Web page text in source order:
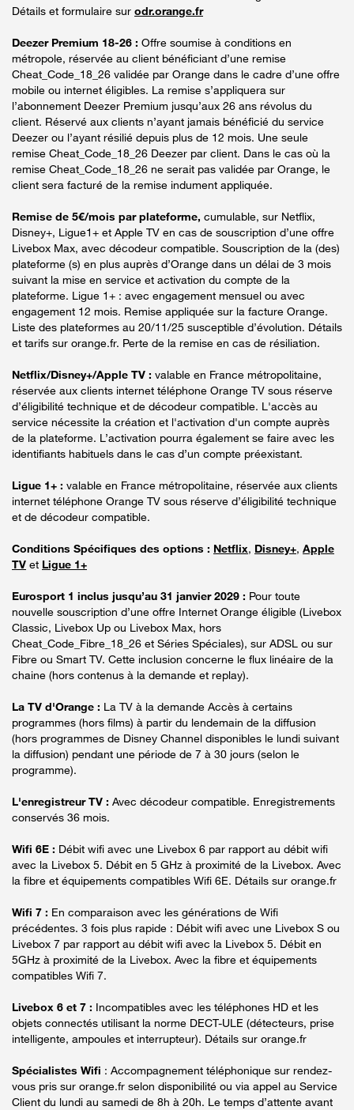
Détails et formulaire sur odr.orange.fr
Deezer Premium 18-26 : Offre soumise à conditions en
métropole, réservée au client bénéficiant d’une remise
Cheat_Code_18_26 validée par Orange dans le cadre d’une offre
mobile ou internet éligibles. La remise s’appliquera sur
l’abonnement Deezer Premium jusqu’aux 26 ans révolus du
client. Réservé aux clients n’ayant jamais bénéficié du service
Deezer ou l’ayant résilié depuis plus de 12 mois. Une seule
remise Cheat_Code_18_26 Deezer par client. Dans le cas où la
remise Cheat_Code_18_26 ne serait pas validée par Orange, le
client sera facturé de la remise indument appliquée.
Remise de 5€/mois par plateforme, cumulable, sur Netflix,
Disney+, Ligue1+ et Apple TV en cas de souscription d’une offre
Livebox Max, avec décodeur compatible. Souscription de la (des)
plateforme (s) en plus auprès d’Orange dans un délai de 3 mois
suivant la mise en service et activation du compte de la
plateforme. Ligue 1+ : avec engagement mensuel ou avec
engagement 12 mois. Remise appliquée sur la facture Orange.
Liste des plateformes au 20/11/25 susceptible d’évolution. Détails
et tarifs sur orange.fr. Perte de la remise en cas de résiliation.
Netflix/Disney+/Apple TV : valable en France métropolitaine,
réservée aux clients internet téléphone Orange TV sous réserve
d’éligibilité technique et de décodeur compatible. L'accès au
service nécessite la création et l'activation d'un compte auprès
de la plateforme. L’activation pourra également se faire avec les
identifiants habituels dans le cas d’un compte préexistant.
Ligue 1+ : valable en France métropolitaine, réservée aux clients
internet téléphone Orange TV sous réserve d’éligibilité technique
et de décodeur compatible.
Conditions Spécifiques des options : Netflix, Disney+, Apple
TV et Ligue 1+
Eurosport 1 inclus jusqu’au 31 janvier 2029 : Pour toute
nouvelle souscription d’une offre Internet Orange éligible (Livebox
Classic, Livebox Up ou Livebox Max, hors
Cheat_Code_Fibre_18_26 et Séries Spéciales), sur ADSL ou sur
Fibre ou Smart TV. Cette inclusion concerne le flux linéaire de la
chaine (hors contenus à la demande et replay).
La TV d'Orange : La TV à la demande Accès à certains
programmes (hors films) à partir du lendemain de la diffusion
(hors programmes de Disney Channel disponibles le lundi suivant
la diffusion) pendant une période de 7 à 30 jours (selon le
programme).
L'enregistreur TV : Avec décodeur compatible. Enregistrements
conservés 36 mois.
Wifi 6E : Débit wifi avec une Livebox 6 par rapport au débit wifi
avec la Livebox 5. Débit en 5 GHz à proximité de la Livebox. Avec
la fibre et équipements compatibles Wifi 6E. Détails sur orange.fr
Wifi 7 : En comparaison avec les générations de Wifi
précédentes. 3 fois plus rapide : Débit wifi avec une Livebox S ou
Livebox 7 par rapport au débit wifi avec la Livebox 5. Débit en
5GHz à proximité de la Livebox. Avec la fibre et équipements
compatibles Wifi 7.
Livebox 6 et 7 : Incompatibles avec les téléphones HD et les
objets connectés utilisant la norme DECT-ULE (détecteurs, prise
intelligente, ampoules et interrupteur). Détails sur orange.fr
Spécialistes Wifi : Accompagnement téléphonique sur rendez-
vous pris sur orange.fr selon disponibilité ou via appel au Service
Client du lundi au samedi de 8h à 20h. Le temps d’attente avant